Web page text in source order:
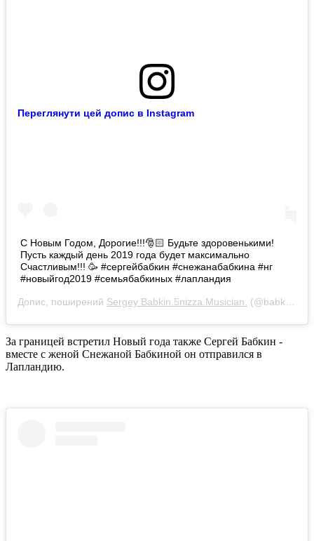
Переглянути цей допис в Instagram
С Новым Годом, Дорогие!!!🎅🏻 Будьте здоровенькими!
Пусть каждый день 2019 года будет максимально
Счастливым!!! 🥳 #сергейбабкин #снежанабабкина #нг
#новыйгод2019 #семьябабкиных #лапландия
Допис, поширений Sergey Babkin.5nizza.Musician. (@babkin_official)
За границей встретил Новый года также Сергей Бабкин -
вместе с женой Снежаной Бабкиной он отправился в
Лапландию.